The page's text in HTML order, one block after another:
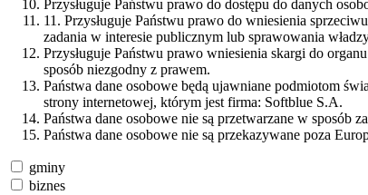
Przysługuje Państwu prawo do dostępu do danych
11. Przysługuje Państwu prawo do wniesienia
zadania w interesie publicznym lub sprawowania
Przysługuje Państwu prawo wniesienia skargi do
sposób niezgodny z prawem.
Państwa dane osobowe będą ujawniane podmiotom
strony internetowej, którym jest firma: Softblue S.A.
Państwa dane osobowe nie są przetwarzane w
Państwa dane osobowe nie są przekazywane poza
gminy
biznes